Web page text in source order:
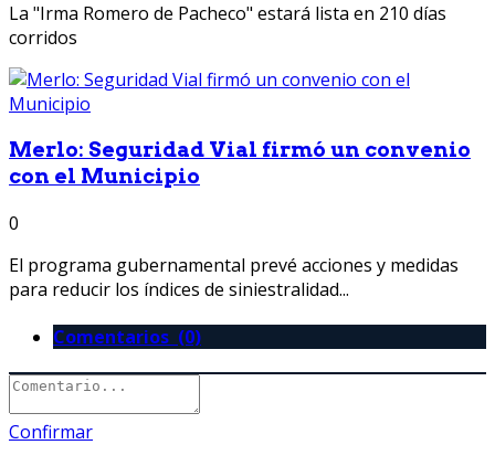
La "Irma Romero de Pacheco" estará lista en 210 días
corridos
Merlo: Seguridad Vial firmó un convenio
con el Municipio
0
El programa gubernamental prevé acciones y medidas
para reducir los índices de siniestralidad...
Comentarios (0)
Confirmar